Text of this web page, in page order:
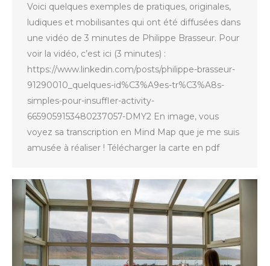
Voici quelques exemples de pratiques, originales,
ludiques et mobilisantes qui ont été diffusées dans
une vidéo de 3 minutes de Philippe Brasseur. Pour
voir la vidéo, c’est ici (3 minutes) :
https://www.linkedin.com/posts/philippe-brasseur-
91290010_quelques-id%C3%A9es-tr%C3%A8s-
simples-pour-insuffler-activity-
6659059153480237057-DMY2 En image, vous
voyez sa transcription en Mind Map que je me suis
amusée à réaliser ! Télécharger la carte en pdf